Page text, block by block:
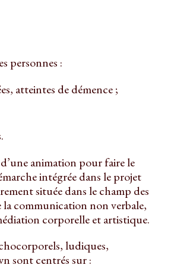
personnes :
atteintes de démence ;
animation pour faire le
intégrée dans le projet
située dans le champ des
la communication non verbale,
corporelle et artistique.
ludiques,
sont centrés sur :